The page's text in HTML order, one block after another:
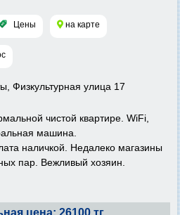
Цены на карте
Физкультурная улица 17
чистой квартире. WiFi,
машина.
наличкой. Недалеко магазины
пар. Вежливый хозяин.